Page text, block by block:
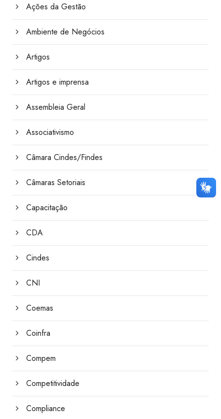
Ações da Gestão
Ambiente de Negócios
Artigos
Artigos e imprensa
Assembleia Geral
Associativismo
Câmara Cindes/Findes
Câmaras Setoriais
Capacitação
CDA
Cindes
CNI
Coemas
Coinfra
Compem
Competitividade
Compliance